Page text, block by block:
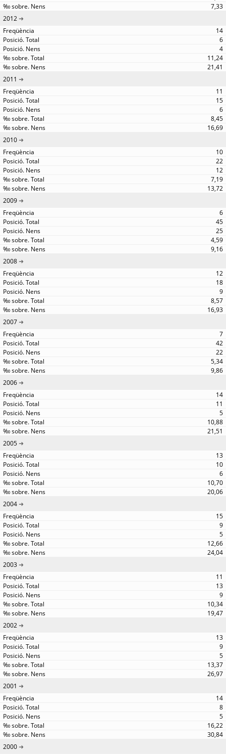
7,33
2012
14
6
4
11,24
21,41
2011
11
15
6
8,45
16,69
2010
10
22
12
7,19
13,72
2009
6
45
25
4,59
9,16
2008
12
18
9
8,57
16,93
2007
7
42
22
5,34
9,86
2006
14
11
5
10,88
21,51
2005
13
10
6
10,70
20,06
2004
15
9
5
12,66
24,04
2003
11
13
9
10,34
19,47
2002
13
9
5
13,37
26,97
2001
14
8
5
16,22
30,84
2000